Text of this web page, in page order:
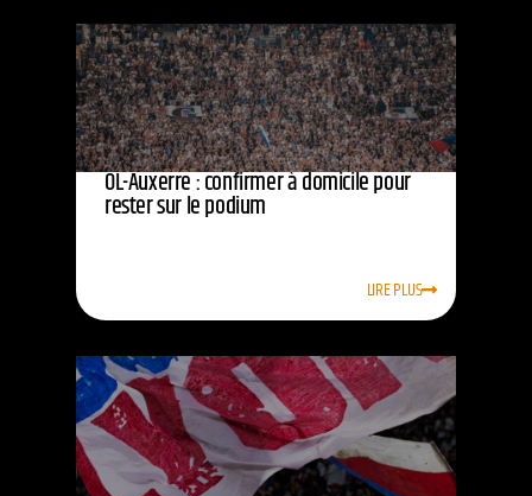
OL-Auxerre : confirmer à domicile pour
rester sur le podium
LIRE PLUS